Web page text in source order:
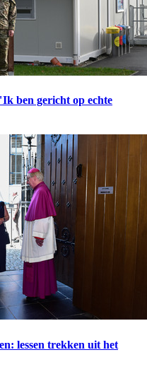
ben gericht op echte
lessen trekken uit het